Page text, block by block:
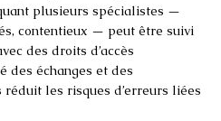
plusieurs spécialistes —
contentieux — peut être suivi
des droits d’accès
des échanges et des
les risques d’erreurs liées